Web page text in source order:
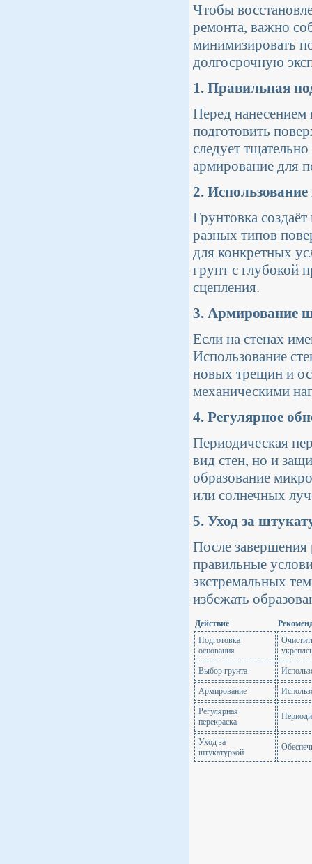
Чтобы
ремонта, важно
минимизировать
долгосрочную
1. Правильная
Перед нанесением
подготовить
следует
армирование для
2. Использование
Грунтовка
разных типов
для конкретных
грунт с глубокой
сцепления.
3. Армирование
Если на стенах
Использование
новых трещин и
механическими
4. Регулярное
Периодическая
вид стен, но и
образование
или солнечных
5. Уход за
После завершения
правильные
экстремальных
избежать
Действие
Подготовка
основания
Выбор грунта
Армирование
Регулярная
перекраска
Уход за
штукатуркой